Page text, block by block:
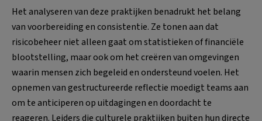
Het analyseren van deze praktijken benadrukt het belang
van voorbereiding en consistentie. Ze tonen aan dat
risicobeheer niet alleen gaat om statistieken of financiële
blootstelling, maar ook om het creëren van omgevingen
waarin mensen zich begeleid en ondersteund voelen. Het
opnemen van gestructureerde reflectie moedigt teams aan
om te anticiperen op uitdagingen en doordacht te
reageren. Leiders die culturele praktijken buiten hun directe